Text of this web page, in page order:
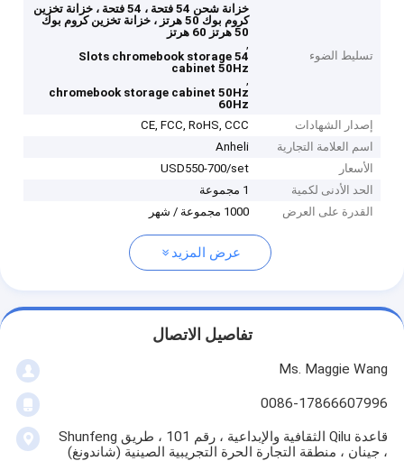
تسليط الضوء
خزانة شحن 54 فتحة ، 54 فتحة ، خزانة تخزين
كروم بوك 50 هرتز ، خزانة تخزين كروم بوك
50 هرتز 60 هرتز
,
54 Slots chromebook storage
cabinet 50Hz
,
chromebook storage cabinet 50Hz
60Hz
إصدار الشهادات
CE, FCC, RoHS, CCC
اسم العلامة التجارية
Anheli
الأسعار
USD550-700/set
الحد الأدنى لكمية
1 مجموعة
القدرة على العرض
1000 مجموعة / شهر
عرض المزيد
تفاصيل الاتصال
Ms. Maggie Wang
0086-17866607996
قاعدة Qilu الثقافية والإبداعية ، رقم 101 ، طريق Shunfeng
، جينان ، منطقة التجارة الحرة التجريبية الصينية (شاندونغ)